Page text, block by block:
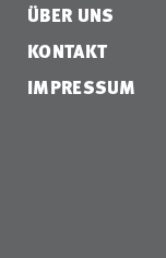
ÜBER UNS
KONTAKT
IMPRESSUM